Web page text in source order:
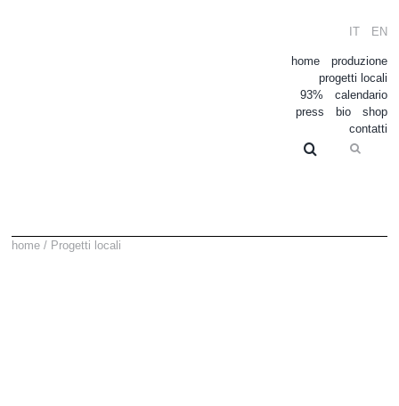
IT EN
home
produzione
progetti locali
93%
calendario
press
bio
shop
contatti
Cerca
home / Progetti locali